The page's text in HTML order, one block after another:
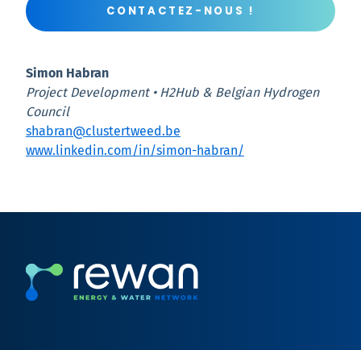
CONTACTEZ-NOUS !
Simon Habran
Project Development • H2Hub & Belgian Hydrogen
Council
shabran@clustertweed.be
www.linkedin.com/in/simon-habran/